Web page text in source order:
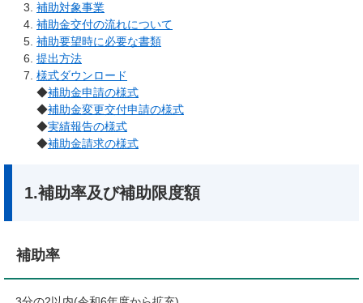
補助対象事業
補助金交付の流れについて
補助要望時に必要な書類
提出方法
様式ダウンロード
◆補助金申請の様式
◆補助金変更交付申請の様式
◆実績報告の様式
◆補助金請求の様式
1.補助率及び補助限度額
補助率